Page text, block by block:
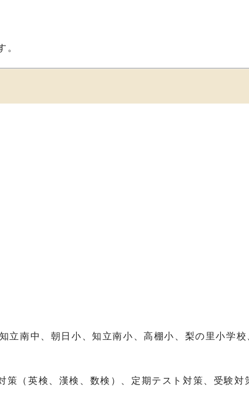
。
立南中、朝日小、知立南小、高棚小、梨の里小学
（英検、漢検、数検）、定期テスト対策、受験対